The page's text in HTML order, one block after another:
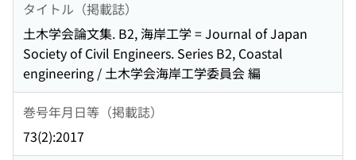
タイトル（掲載誌）
土木学会論文集. B2, 海岸工学 = Journal of Japan
Society of Civil Engineers. Series B2, Coastal
engineering / 土木学会海岸工学委員会 編
巻号年月日等（掲載誌）
73(2):2017